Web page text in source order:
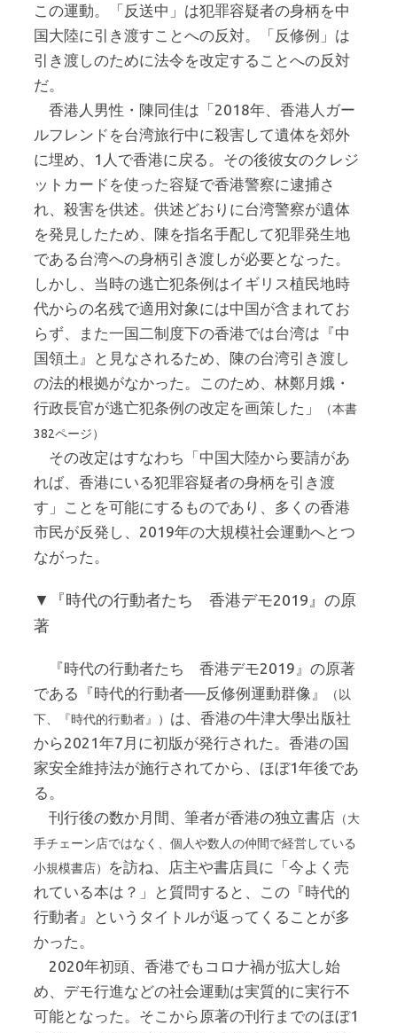
この運動。「反送中」は犯罪容疑者の身柄を中
国大陸に引き渡すことへの反対。「反修例」は
引き渡しのために法令を改定することへの反対
だ。
香港人男性・陳同佳は「2018年、香港人ガー
ルフレンドを台湾旅行中に殺害して遺体を郊外
に埋め、1人で香港に戻る。その後彼女のクレジ
ットカードを使った容疑で香港警察に逮捕さ
れ、殺害を供述。供述どおりに台湾警察が遺体
を発見したため、陳を指名手配して犯罪発生地
である台湾への身柄引き渡しが必要となった。
しかし、当時の逃亡犯条例はイギリス植民地時
代からの名残で適用対象には中国が含まれてお
らず、また一国二制度下の香港では台湾は『中
国領土』と見なされるため、陳の台湾引き渡し
の法的根拠がなかった。このため、林鄭月娥・
行政長官が逃亡犯条例の改定を画策した」
（本書
382ページ）
その改定はすなわち「中国大陸から要請があ
れば、香港にいる犯罪容疑者の身柄を引き渡
す」ことを可能にするものであり、多くの香港
市民が反発し、2019年の大規模社会運動へとつ
ながった。
▼『時代の行動者たち 香港デモ2019』の原
著
『時代の行動者たち 香港デモ2019』の原著
である『時代的行動者──反修例運動群像』
（以
下、『時代的行動者』） は、香港の牛津大學出版社
から2021年7月に初版が発行された。香港の国
家安全維持法が施行されてから、ほぼ1年後であ
る。
刊行後の数か月間、筆者が香港の独立書店 （大
手チェーン店ではなく、個人や数人の仲間で経営している
小規模書店）
を訪ね、店主や書店員に「今よく売
れている本は？」と質問すると、この『時代的
行動者』というタイトルが返ってくることが多
かった。
2020年初頭、香港でもコロナ禍が拡大し始
め、デモ行進などの社会運動は実質的に実行不
可能となった。そこから原著の刊行までのほぼ1